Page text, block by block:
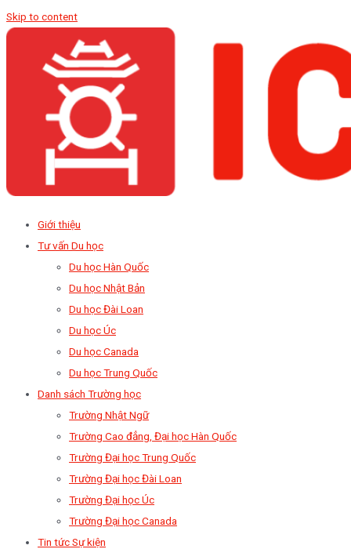
Skip to content
Giới thiệu
Tư vấn Du học
Du học Hàn Quốc
Du học Nhật Bản
Du học Đài Loan
Du học Úc
Du học Canada
Du học Trung Quốc
Danh sách Trường học
Trường Nhật Ngữ
Trường Cao đẳng, Đại học Hàn Quốc
Trường Đại học Trung Quốc
Trường Đại học Đài Loan
Trường Đại học Úc
Trường Đại học Canada
Tin tức Sự kiện